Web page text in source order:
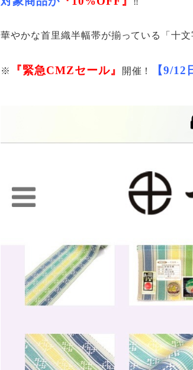
華やかな首里織半幅帯が揃っている「十
※ 『緊急CMZセール』 開催！ 【9/12